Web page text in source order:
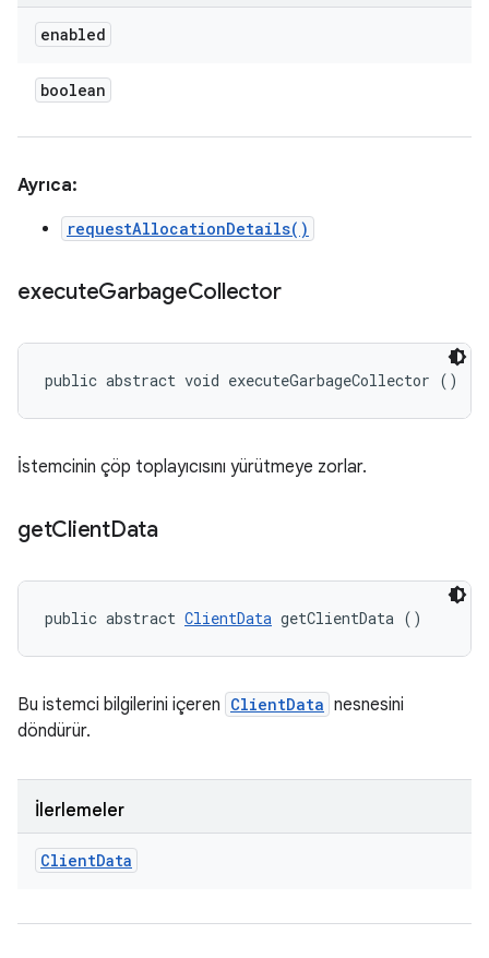
enabled
boolean
Ayrıca:
requestAllocationDetails()
executeGarbageCollector
public abstract void executeGarbageCollector ()
İstemcinin çöp toplayıcısını yürütmeye zorlar.
getClientData
public abstract ClientData getClientData ()
Bu istemci bilgilerini içeren ClientData nesnesini
döndürür.
İlerlemeler
ClientData